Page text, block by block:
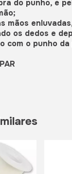
do punho, e
mãos
os dedos e
com o punho